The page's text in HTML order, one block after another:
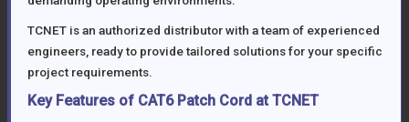
TCNET is an authorized distributor with a team of experienced
engineers, ready to provide tailored solutions for your specific
project requirements.
Key Features of CAT6 Patch Cord at TCNET